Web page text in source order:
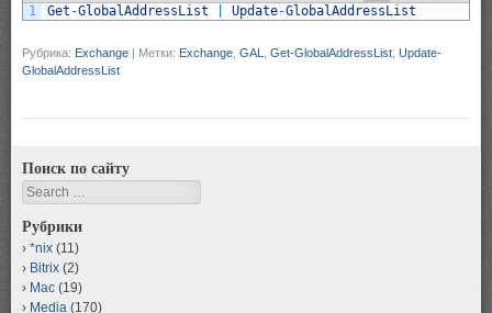
1 Get -GlobalAddressList Update-GlobalAddressList
Рубрика: Exchange | Метки: Exchange GAL Get-GlobalAddressList Update-
GlobalAddressList
Поиск по сайту
Search
Рубрики
*nix (11)
Bitrix (2)
Mac (19)
Media (170)